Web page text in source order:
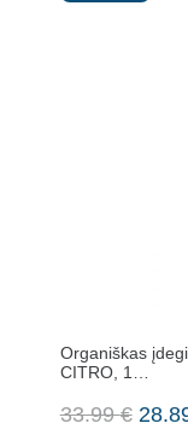
Organiškas
CITRO, 1…
33.99€